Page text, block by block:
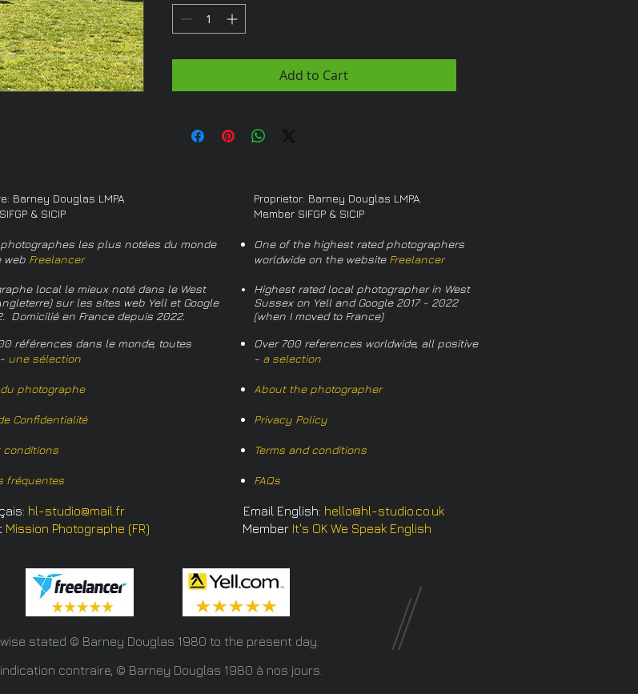
Add to Cart
Barney Douglas LMPA
& SICIP
les plus notées du monde
web Freelancer
local le mieux noté dans le West
sur les sites web Yell et Google
Domicilié en France depuis 2022.
références dans le monde, toutes
une sélection
photographe
Confidentialité
conditions
fréquentes
Proprietor: Barney Douglas LMPA
Member SIFGP & SICIP
One of the highest rated photographers
worldwide on the website Freelancer
Highest rated local photographer in West
Sussex on Yell and Google 2017 - 2022
(when I moved to France)
Over 700 references worldwide, all positive
- a selection
About the photographer
Privacy Policy
Terms and conditions
FAQs
hl-studio@mail.fr Email English: hello@hl-studio.co.uk
Mission Photographe (FR) Member It's OK We Speak English
stated © Barney Douglas 1980 to the present day.
contraire, © Barney Douglas 1980 à nos jours.